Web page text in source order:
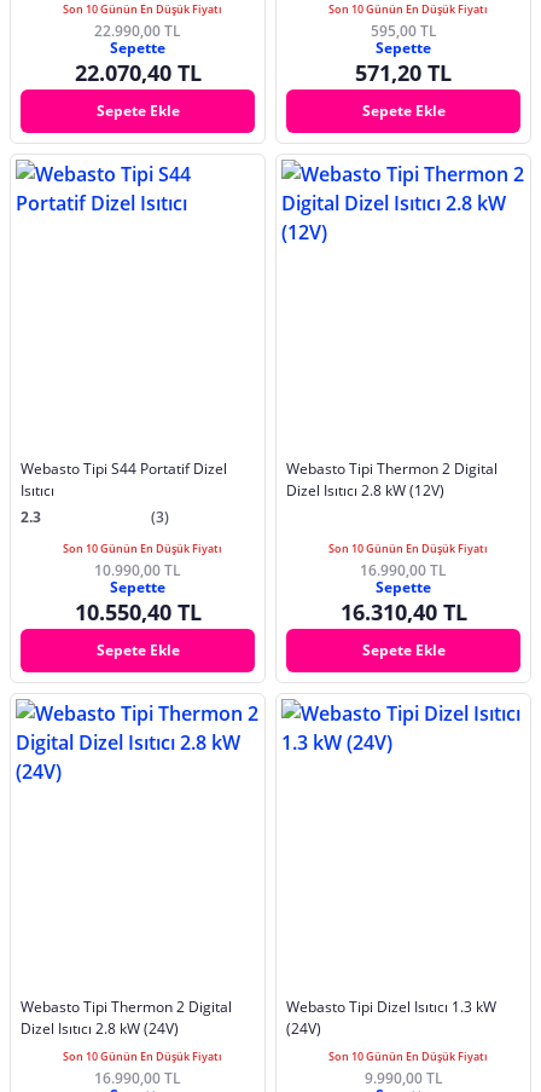
Son 10 Günün En Düşük Fiyatı
22.990,00 TL
Sepette
22.070,40 TL
Sepete Ekle
Son 10 Günün En Düşük Fiyatı
595,00 TL
Sepette
571,20 TL
Sepete Ekle
Webasto Tipi S44 Portatif Dizel
Isıtıcı
2.3
(3)
Son 10 Günün En Düşük Fiyatı
10.990,00 TL
Sepette
10.550,40 TL
Sepete Ekle
Webasto Tipi Thermon 2 Digital
Dizel Isıtıcı 2.8 kW (12V)
Son 10 Günün En Düşük Fiyatı
16.990,00 TL
Sepette
16.310,40 TL
Sepete Ekle
Webasto Tipi Thermon 2 Digital
Dizel Isıtıcı 2.8 kW (24V)
Son 10 Günün En Düşük Fiyatı
16.990,00 TL
Webasto Tipi Dizel Isıtıcı 1.3 kW
(24V)
Son 10 Günün En Düşük Fiyatı
9.990,00 TL